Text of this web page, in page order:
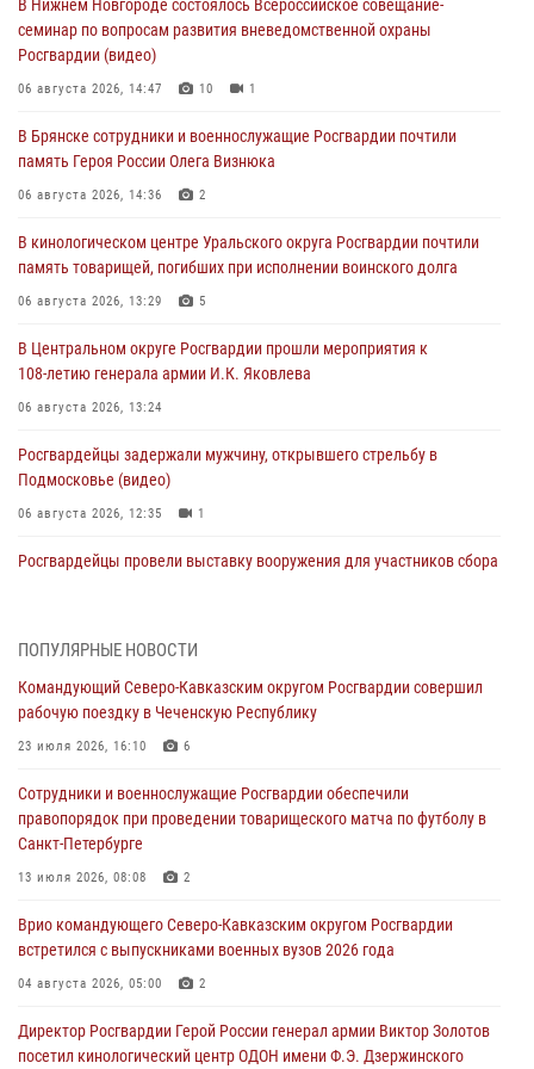
В Нижнем Новгороде состоялось Всероссийское совещание-
семинар по вопросам развития вневедомственной охраны
Росгвардии (видео)
06 августа 2026, 14:47 10 1
В Брянске сотрудники и военнослужащие Росгвардии почтили
память Героя России Олега Визнюка
06 августа 2026, 14:36 2
В кинологическом центре Уральского округа Росгвардии почтили
память товарищей, погибших при исполнении воинского долга
06 августа 2026, 13:29 5
В Центральном округе Росгвардии прошли мероприятия к
108‑летию генерала армии И.К. Яковлева
06 августа 2026, 13:24
Росгвардейцы задержали мужчину, открывшего стрельбу в
Подмосковье (видео)
06 августа 2026, 12:35 1
Росгвардейцы провели выставку вооружения для участников сбора
второй годовщине вторжения ВСУ на территорию области
06 августа 2026, 11:56
угрожавшего подростку травматическим пистолетом
06 августа 2026, 11:33 1
В Зауралье при содействии СОБР Росгвардии ликвидирована
06 августа 2026, 11:27
В Москве росгвардейцы задержали троих мужчин, устроивших
06 августа 2026, 11:20 1
ПОПУЛЯРНЫЕ НОВОСТИ
Командующий Северо-Кавказским округом Росгвардии совершил
рабочую поездку в Чеченскую Республику
23 июля 2026, 16:10 6
Сотрудники и военнослужащие Росгвардии обеспечили
правопорядок при проведении товарищеского матча по футболу в
Санкт-Петербурге
13 июля 2026, 08:08 2
Врио командующего Северо-Кавказским округом Росгвардии
встретился с выпускниками военных вузов 2026 года
04 августа 2026, 05:00 2
Директор Росгвардии Герой России генерал армии Виктор Золотов
посетил кинологический центр ОДОН имени Ф.Э. Дзержинского